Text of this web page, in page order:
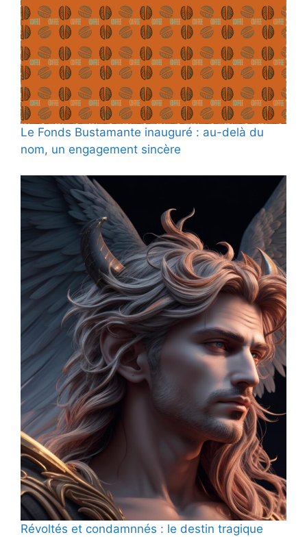
Le Fonds Bustamante inauguré : au-delà du
nom, un engagement sincère
Révoltés et condamnnés : le destin tragique